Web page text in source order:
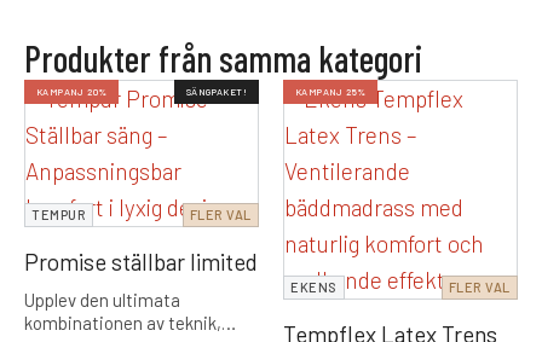
Produkter från samma kategori
KAMPANJ 20% SÄNGPAKET!
TEMPUR FLER VAL
Promise ställbar limited
Upplev den ultimata
kombinationen av teknik,
KAMPANJ 25%
EKENS FLER VAL
Tempflex Latex Trens